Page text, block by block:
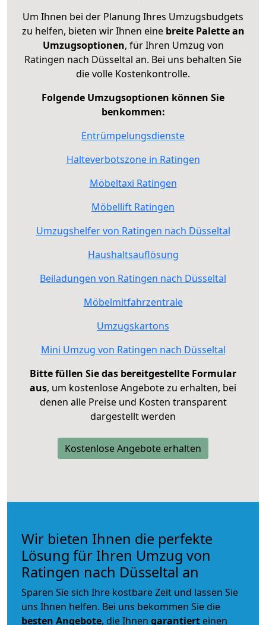
Um Ihnen bei der Planung Ihres Umzugsbudgets
zu helfen, bieten wir Ihnen eine breite Palette an
Umzugsoptionen, für Ihren Umzug von
Ratingen nach Düsseltal an. Bei uns behalten Sie
die volle Kostenkontrolle.
Folgende Umzugsoptionen können Sie
benkommen:
Entrümpelungsdienste
Halteverbotszone in Ratingen
Möbeltaxi Ratingen
Möbellift Ratingen
Umzugshelfer von Ratingen nach Düsseltal
Haushaltsauflösung
Beiladungen von Ratingen nach Düsseltal
Möbelmitfahrzentrale
Umzugskartons
Mini Umzug von Ratingen nach Düsseltal
Bitte füllen Sie das bereitgestellte Formular
aus, um kostenlose Angebote zu erhalten, bei
denen alle Preise und Kosten transparent
dargestellt werden
Kostenlose Angebote erhalten
Wir bieten Ihnen die perfekte
Lösung für Ihren Umzug von
Ratingen nach Düsseltal an
Sparen Sie sich Ihre kostbare Zeit und lassen Sie
uns Ihnen helfen. Bei uns bekommen Sie die
besten Angebote, die Ihnen garantiert einen